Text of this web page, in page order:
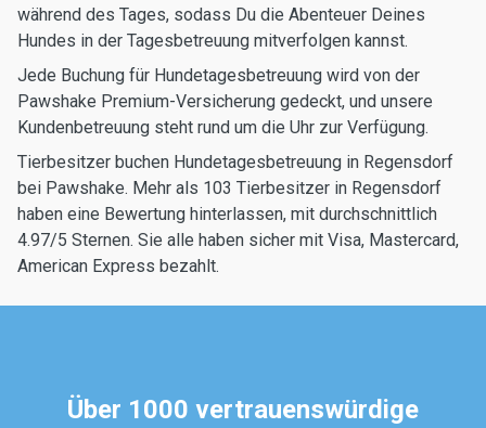
während des Tages, sodass Du die Abenteuer Deines
Hundes in der Tagesbetreuung mitverfolgen kannst.
Jede Buchung für Hundetagesbetreuung wird von der
Pawshake Premium-Versicherung gedeckt, und unsere
Kundenbetreuung steht rund um die Uhr zur Verfügung.
Tierbesitzer buchen Hundetagesbetreuung in Regensdorf
bei Pawshake. Mehr als 103 Tierbesitzer in Regensdorf
haben eine Bewertung hinterlassen, mit durchschnittlich
4.97/5 Sternen. Sie alle haben sicher mit Visa, Mastercard,
American Express bezahlt.
Über 1000 vertrauenswürdige